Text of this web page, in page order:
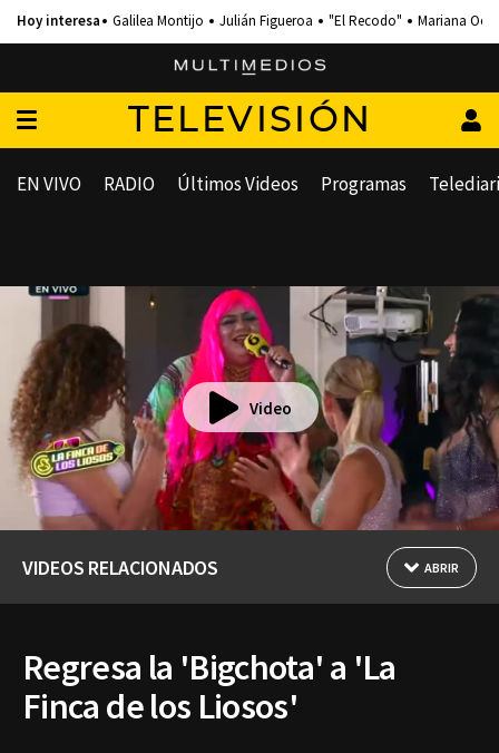
Galilea Montijo Julián Figueroa "El Recodo" Mariana
TELEVISIÓN
EN VIVO RADIO Últimos Videos Programas
Video
VIDEOS RELACIONADOS ABRIR
Regresa la 'Bigchota' a 'La
Finca de los Liosos'